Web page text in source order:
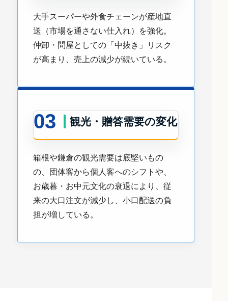
大手スーパーや外食チェーンが産地直
送（市場を通さない仕入れ）を強化。
仲卸・問屋としての「中抜き」リスク
が高まり、売上の減少が続いている。
03 観光・贈答需要の変化
箱根や鎌倉の観光需要は底堅いもの
の、団体客から個人客へのシフトや、
お歳暮・お中元文化の衰退により、従
来の大口注文が減少し、小口配送の負
担が増している。